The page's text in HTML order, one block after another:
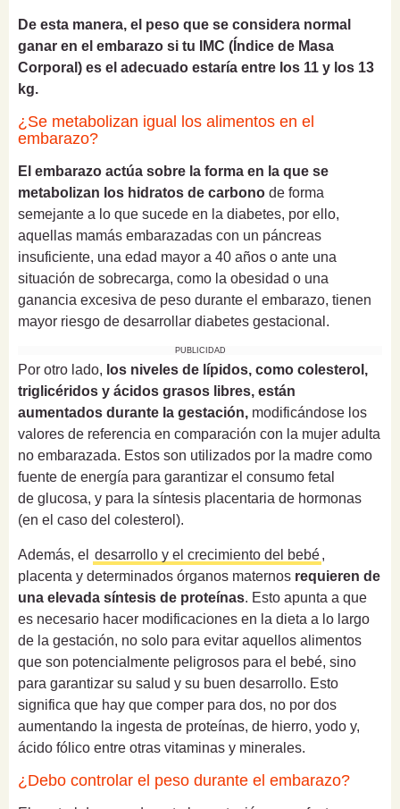
De esta manera, el peso que se considera normal
ganar en el embarazo si tu IMC (Índice de Masa
Corporal) es el adecuado estaría entre los 11 y los 13
kg.
¿Se metabolizan igual los alimentos en el
embarazo?
El embarazo actúa sobre la forma en la que se
metabolizan los hidratos de carbono de forma
semejante a lo que sucede en la diabetes, por ello,
aquellas mamás embarazadas con un páncreas
insuficiente, una edad mayor a 40 años o ante una
situación de sobrecarga, como la obesidad o una
ganancia excesiva de peso durante el embarazo, tienen
mayor riesgo de desarrollar diabetes gestacional.
PUBLICIDAD
Por otro lado, los niveles de lípidos, como colesterol,
triglicéridos y ácidos grasos libres, están
aumentados durante la gestación, modificándose los
valores de referencia en comparación con la mujer adulta
no embarazada. Estos son utilizados por la madre como
fuente de energía para garantizar el consumo fetal
de glucosa, y para la síntesis placentaria de hormonas
(en el caso del colesterol).
Además, el desarrollo y el crecimiento del bebé,
placenta y determinados órganos maternos requieren de
una elevada síntesis de proteínas. Esto apunta a que
es necesario hacer modificaciones en la dieta a lo largo
de la gestación, no solo para evitar aquellos alimentos
que son potencialmente peligrosos para el bebé, sino
para garantizar su salud y su buen desarrollo. Esto
significa que hay que comper para dos, no por dos
aumentando la ingesta de proteínas, de hierro, yodo y,
ácido fólico entre otras vitaminas y minerales.
¿Debo controlar el peso durante el embarazo?